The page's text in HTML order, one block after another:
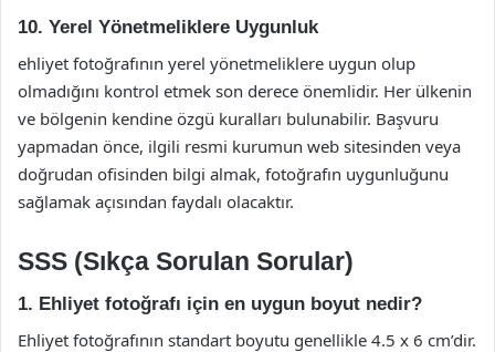
10. Yerel Yönetmeliklere Uygunluk
ehliyet fotoğrafının yerel yönetmeliklere uygun olup
olmadığını kontrol etmek son derece önemlidir. Her ülkenin
ve bölgenin kendine özgü kuralları bulunabilir. Başvuru
yapmadan önce, ilgili resmi kurumun web sitesinden veya
doğrudan ofisinden bilgi almak, fotoğrafın uygunluğunu
sağlamak açısından faydalı olacaktır.
SSS (Sıkça Sorulan Sorular)
1. Ehliyet fotoğrafı için en uygun boyut nedir?
Ehliyet fotoğrafının standart boyutu genellikle 4.5 x 6 cm’dir.